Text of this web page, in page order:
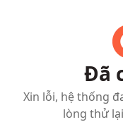
Đã
Xin lỗi, hệ thống
lòng thử